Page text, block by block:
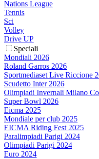
Nations League
Tennis
Sci
Volley
Drive UP
Speciali
Mondiali 2026
Roland Garros 2026
Sportmediaset Live Riccione
Scudetto Inter 2026
Olimpiadi Invernali Milano
Super Bowl 2026
Eicma 2025
Mondiale per club 2025
EICMA Riding Fest 2025
Paralimpiadi Parigi 2024
Olimpiadi Parigi 2024
Euro 2024